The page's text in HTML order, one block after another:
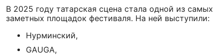
В 2025 году татарская сцена стала одной из самых
заметных площадок фестиваля. На ней выступили:
Нурминский,
GAUGA,